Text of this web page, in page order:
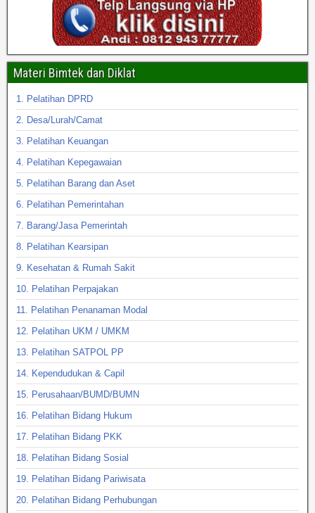
Materi Bimtek dan Diklat
1. Pelatihan DPRD
2. Desa/Lurah/Camat
3. Pelatihan Keuangan
4. Pelatihan Kepegawaian
5. Pelatihan Barang dan Aset
6. Pelatihan Pemerintahan
7. Barang/Jasa Pemerintah
8. Pelatihan Kearsipan
9. Kesehatan & Rumah Sakit
10. Pelatihan Perpajakan
11. Pelatihan Penanaman Modal
12. Pelatihan UKM / UMKM
13. Pelatihan SATPOL PP
14. Kependudukan & Capil
15. Perusahaan/BUMD/BUMN
16. Pelatihan Bidang Hukum
17. Pelatihan Bidang PKK
18. Pelatihan Bidang Sosial
19. Pelatihan Bidang Pariwisata
20. Pelatihan Bidang Perhubungan